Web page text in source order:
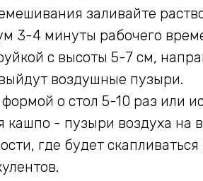
заливайте
3-4 минуты рабочего
с высоты 5-7 см,
воздушные пузыри.
о стол 5-10 раз или
кашпо - пузыри воздуха на
где будет